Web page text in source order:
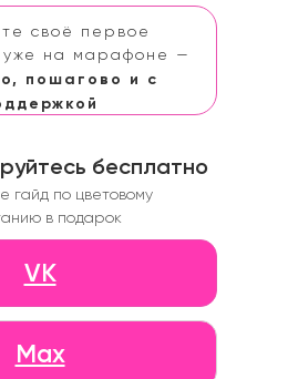
VK
своё первое
на марафоне —
пошагово и с
гайд по цветовому
в подарок
бесплатно
Max